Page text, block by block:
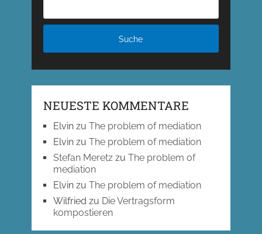
NEUESTE KOMMENTARE
Elvinzu The problem of mediation
Elvinzu The problem of mediation
Stefan Meretzzu The problem of
mediation
Elvinzu The problem of mediation
Wilfried zu Die Vertragsform
kompostieren